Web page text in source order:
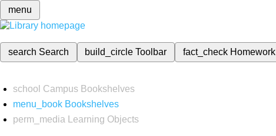
menu
search Search build_circleToolbar fact_check Homework
school Campus Bookshelves
menu_book Bookshelves
perm_media
Learning Objects